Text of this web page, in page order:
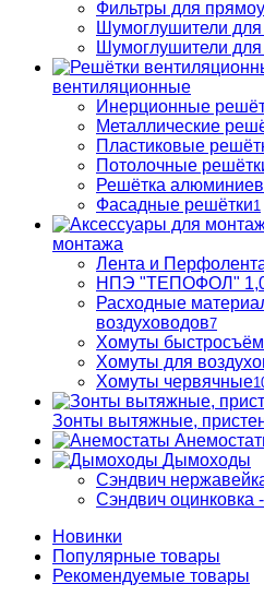
Фильтры для
Шумоглушители для
Шумоглушители
вентиляционные
Инерционные
Металлические
Пластиковые
Потолочные
Решётка
Фасадные решётки1
монтажа
Лента и
НПЭ "ТЕПОФОЛ"
Расходные
воздуховодов7
Хомуты
Хомуты для
Хомуты червячные
Зонты вытяжные,
Дымоходы
Сэндвич
Сэндвич оцинковка
Новинки
Популярные товары
Рекомендуемые товары